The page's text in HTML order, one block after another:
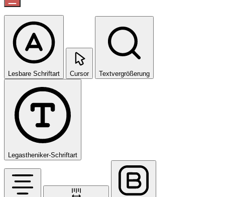
Lesbare Schriftart Cursor Textvergrößerung
Legastheniker-Schriftart